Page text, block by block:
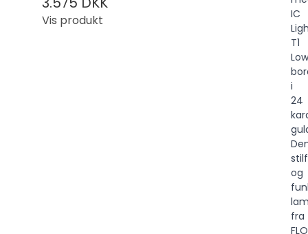
Vis produkt
IC
T1
Low
i
24
og
fra